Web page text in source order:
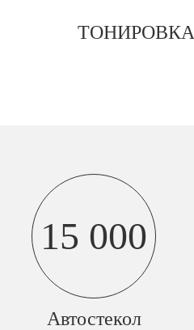
ТОНИРОВКА
15 000
Автостекол